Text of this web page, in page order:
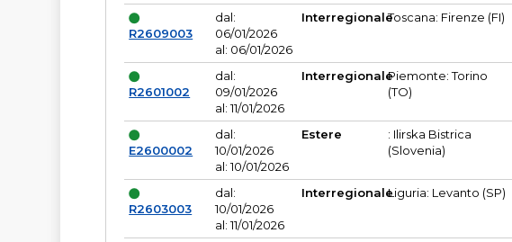
R2609003
dal:
06/01/2026
al: 06/01/2026
InterregionaleToscana: Firenze (FI)
R2601002
dal:
09/01/2026
al: 11/01/2026
InterregionalePiemonte: Torino
(TO)
E2600002
dal:
10/01/2026
al: 10/01/2026
Estere
: Ilirska Bistrica
(Slovenia)
R2603003
dal:
10/01/2026
al: 11/01/2026
InterregionaleLiguria: Levanto (SP)